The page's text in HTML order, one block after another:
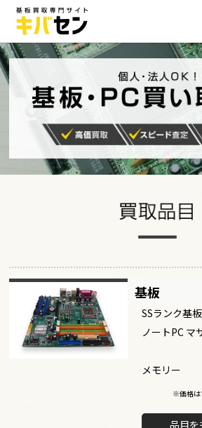
基板
SSランク基板
ノートPC マ
メモリー
※価格は
品目を